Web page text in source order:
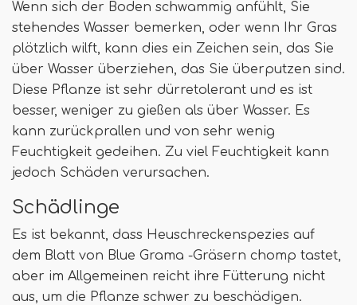
Wenn sich der Boden schwammig anfühlt, Sie
stehendes Wasser bemerken, oder wenn Ihr Gras
plötzlich wilft, kann dies ein Zeichen sein, das Sie
über Wasser überziehen, das Sie überputzen sind.
Diese Pflanze ist sehr dürretolerant und es ist
besser, weniger zu gießen als über Wasser. Es
kann zurückprallen und von sehr wenig
Feuchtigkeit gedeihen. Zu viel Feuchtigkeit kann
jedoch Schäden verursachen.
Schädlinge
Es ist bekannt, dass Heuschreckenspezies auf
dem Blatt von Blue Grama -Gräsern chomp tastet,
aber im Allgemeinen reicht ihre Fütterung nicht
aus, um die Pflanze schwer zu beschädigen.